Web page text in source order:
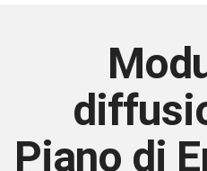
Piano di